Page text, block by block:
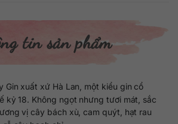
tin sản phẩm
Gin xuất xứ Hà Lan, một kiểu gin cổ
kỷ 18. Không ngọt nhưng tươi mát, sắc
vị cây bách xù, cam quýt, hạt rau